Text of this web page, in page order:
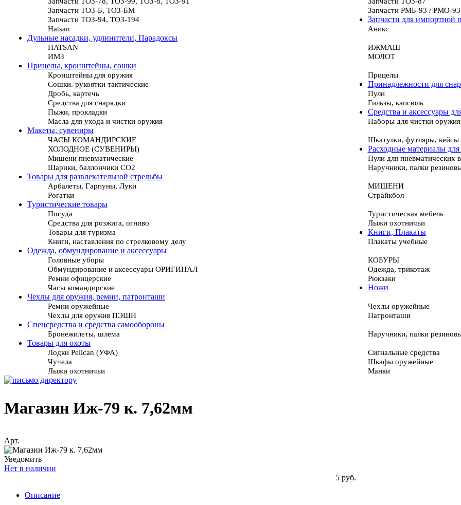
Запчасти ТОЗ-Б, ТОЗ-БМ
Запчасти РМБ-93 / РМО-93
Запчасти ТОЗ-94, ТОЗ-194
Запчасти для импортной
Hatsan
Аникс
Дульные насадки, удлинители, Парадоксы
HATSAN
ИЖМАШ
ИМЗ
МОЛОТ
Прицелы, кронштейны, сошки
Кронштейны для оружия
Прицелы
Сошки. рукоятки тактические
Принадлежности для
Дробь, картечь
Пули
Средства для снарядки
Гильзы, капсюль
Пыжи, прокладки
Средства и аксессуары
Масла для ухода и чистки оружия
Наборы для чистки
Макеты, сувениры
ЧАСЫ КОМАНДИРСКИЕ
Шкатулки, футляры, кейсы
ХОЛОДНОЕ (СУВЕНИРЫ)
Расходные материалы
Мишени пневматические
Пули для пневматических
Шарики, баллончики СО2
Наручники, палки
Товары для развлекательной стрельбы
Арбалеты, Гарпуны, Луки
МИШЕНИ
Рогатки
Страйкбол
Туристические товары
Посуда
Туристическая мебель
Средства для розжига, огниво
Лыжи охотничьи
Товары для туризма
Книги, Плакаты
Книги, наставления по стрелковому делу
Плакаты учебные
Одежда, обмундирование и аксессуары
Головные уборы
КОБУРЫ
Обмундирование и аксессуары ОРИГИНАЛ
Одежда, трикотаж
Ремни офицерские
Рюкзаки
Часы командирские
Ножи
Чехлы для оружия, ремни, патронташи
Ремни оружейные
Чехлы оружейные
Чехлы для оружия ПЭШН
Патронташи
Спецсредства и средства самообороны
Бронежилеты, шлема
Наручники, палки
Товары для охоты
Лодки Pelican (УФА)
Сигнальные средства
Чучела
Шкафы оружейные
Лыжи охотничьи
Манки
Магазин Иж-79 к. 7,62мм
Арт.
Уведомить
Нет в наличии
5 руб.
Описание